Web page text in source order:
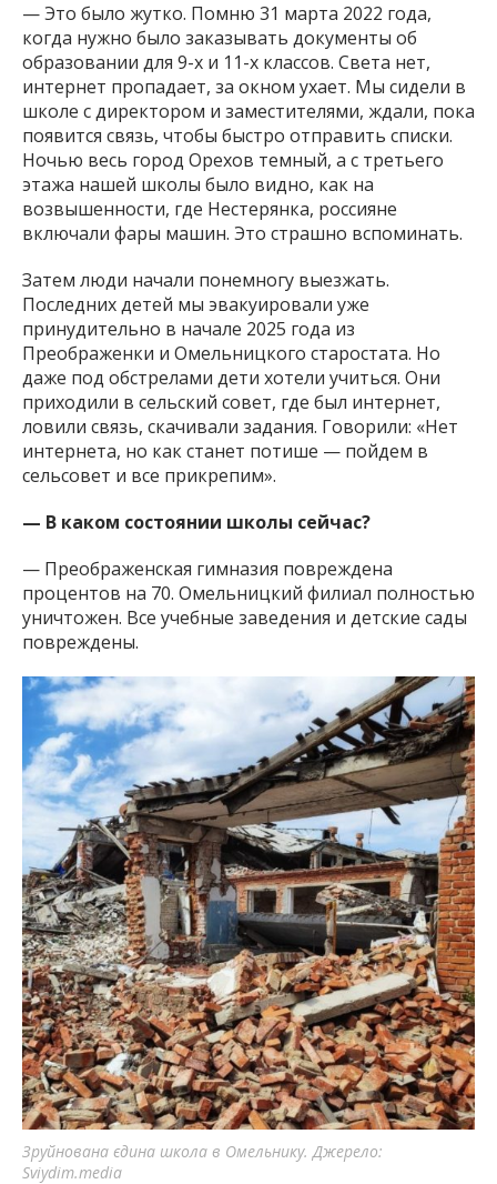
— Это было жутко. Помню 31 марта 2022 года,
когда нужно было заказывать документы об
образовании для 9-х и 11-х классов. Света нет,
интернет пропадает, за окном ухает. Мы сидели в
школе с директором и заместителями, ждали, пока
появится связь, чтобы быстро отправить списки.
Ночью весь город Орехов темный, а с третьего
этажа нашей школы было видно, как на
возвышенности, где Нестерянка, россияне
включали фары машин. Это страшно вспоминать.
Затем люди начали понемногу выезжать.
Последних детей мы эвакуировали уже
принудительно в начале 2025 года из
Преображенки и Омельницкого старостата. Но
даже под обстрелами дети хотели учиться. Они
приходили в сельский совет, где был интернет,
ловили связь, скачивали задания. Говорили: «Нет
интернета, но как станет потише — пойдем в
сельсовет и все прикрепим».
— В каком состоянии школы сейчас?
— Преображенская гимназия повреждена
процентов на 70. Омельницкий филиал полностью
уничтожен. Все учебные заведения и детские сады
повреждены.
Зруйнована єдина школа в Омельнику. Джерело:
Sviydim.media